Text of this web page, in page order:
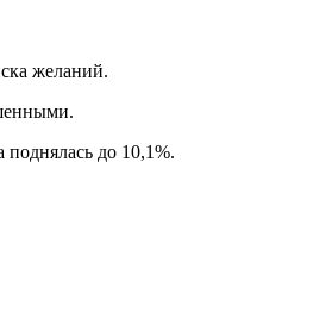
желаний.
до 10,1%.